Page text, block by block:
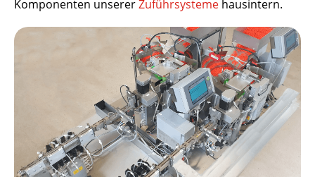
Komponenten unsererZuführsysteme hausintern.